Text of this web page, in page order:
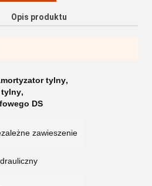
Opis produktu
tylny,
tylny,
DS
zawieszenie